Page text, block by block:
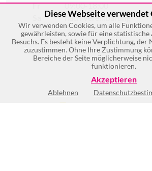
Fr
09:00-18:00
nach Vereinbarung
Diese Webseite verwendet
Wir verwenden Cookies, um alle
gewährleisten, sowie für eine
Besuchs. Es besteht keine Verplichtung, der
zuzustimmen. Ohne Ihre Zustimmung
Bereiche der Seite möglicherweise
funktionieren.
Akzeptieren
Ablehnen